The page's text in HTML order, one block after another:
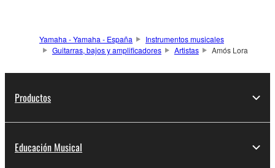
Yamaha - Yamaha - España
Instrumentos musicales
Guitarras, bajos y amplificadores
Artistas Amós Lora
Productos
Educación Musical